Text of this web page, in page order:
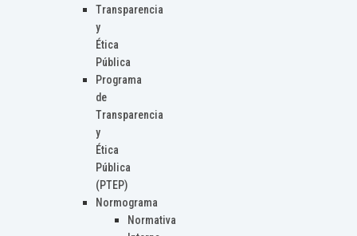
Transparencia
y
Ética
Pública
Programa
de
Transparencia
y
Ética
Pública
(PTEP)
Normograma
Normativa